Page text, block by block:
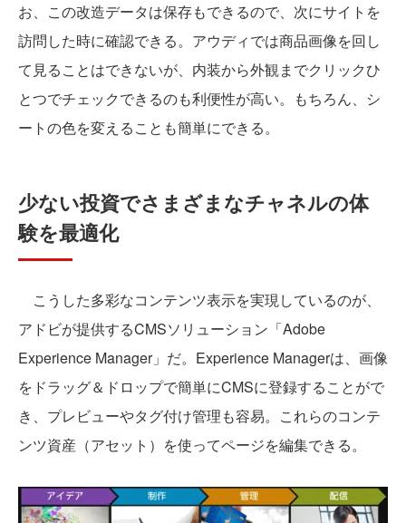
お、この改造データは保存もできるので、次にサイトを
訪問した時に確認できる。アウディでは商品画像を回し
て見ることはできないが、内装から外観までクリックひ
とつでチェックできるのも利便性が高い。もちろん、シ
ートの色を変えることも簡単にできる。
少ない投資でさまざまなチャネルの体
験を最適化
こうした多彩なコンテンツ表示を実現しているのが、
アドビが提供するCMSソリューション「Adobe
Experience Manager」だ。Experience Managerは、画像
をドラッグ＆ドロップで簡単にCMSに登録することがで
き、プレビューやタグ付け管理も容易。これらのコンテ
ンツ資産（アセット）を使ってページを編集できる。